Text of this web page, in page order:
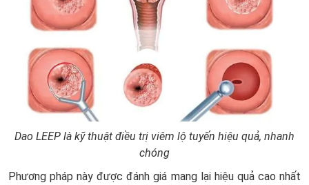
Dao LEEP là kỹ thuật điều trị viêm lộ tuyến hiệu quả, nhanh
chóng
Phương pháp này được đánh giá mang lại hiệu quả cao nhất